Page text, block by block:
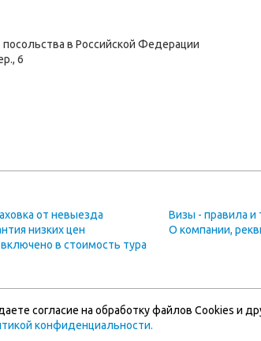
в Российской Федерации
6
от невыезда
низких цен
в стоимость тура
Визы - правила и
О компании,
согласие на обработку файлов Cookies и
конфиденциальности.